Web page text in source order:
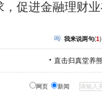
促进金融理财
我来说两句(1)
直击归真堂养
网页 新闻